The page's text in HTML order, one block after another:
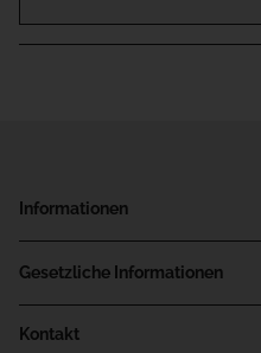
Informationen
Gesetzliche Informationen
Kontakt